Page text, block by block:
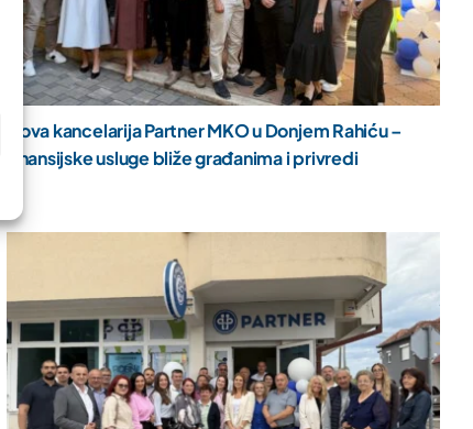
Nova kancelarija Partner MKO u Donjem Rahiću –
finansijske usluge bliže građanima i privredi